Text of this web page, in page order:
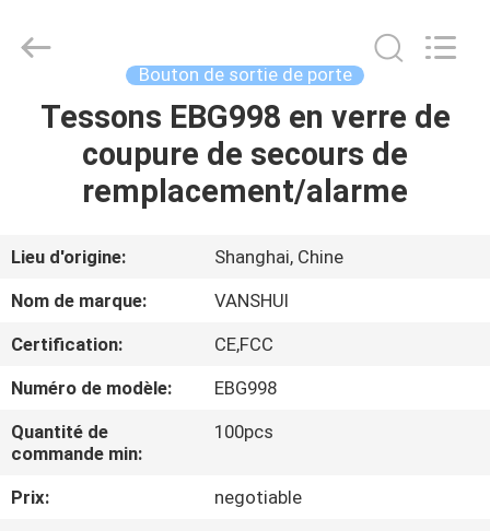
MAISON
PRODUITS
VIDÉOS
À
PROPOS
NOUS
VANSHUI
ENTERPRISE
Reserved.
Bouton de sortie de porte
Tessons EBG998 en verre de
coupure de secours de
remplacement/alarme
Lieu d'origine:
Shanghai, Chine
Nom de marque:
VANSHUI
Certification:
CE,FCC
Numéro de modèle:
EBG998
Quantité de
commande min:
100pcs
Prix:
negotiable